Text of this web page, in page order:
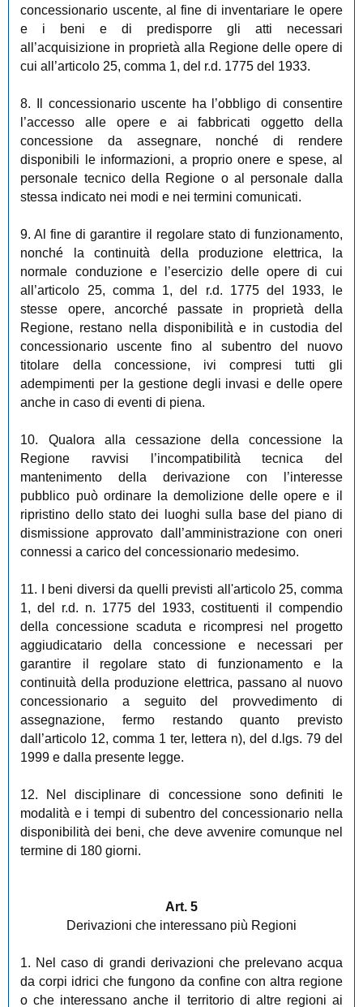
concessionario uscente, al fine di inventariare le opere
e i beni e di predisporre gli atti necessari
all’acquisizione in proprietà alla Regione delle opere di
cui all’articolo 25, comma 1, del r.d. 1775 del 1933.
8. Il concessionario uscente ha l’obbligo di consentire
l’accesso alle opere e ai fabbricati oggetto della
concessione da assegnare, nonché di rendere
disponibili le informazioni, a proprio onere e spese, al
personale tecnico della Regione o al personale dalla
stessa indicato nei modi e nei termini comunicati.
9. Al fine di garantire il regolare stato di funzionamento,
nonché la continuità della produzione elettrica, la
normale conduzione e l’esercizio delle opere di cui
all’articolo 25, comma 1, del r.d. 1775 del 1933, le
stesse opere, ancorché passate in proprietà della
Regione, restano nella disponibilità e in custodia del
concessionario uscente fino al subentro del nuovo
titolare della concessione, ivi compresi tutti gli
adempimenti per la gestione degli invasi e delle opere
anche in caso di eventi di piena.
10. Qualora alla cessazione della concessione la
Regione ravvisi l’incompatibilità tecnica del
mantenimento della derivazione con l’interesse
pubblico può ordinare la demolizione delle opere e il
ripristino dello stato dei luoghi sulla base del piano di
dismissione approvato dall’amministrazione con oneri
connessi a carico del concessionario medesimo.
11. I beni diversi da quelli previsti all'articolo 25, comma
1, del r.d. n. 1775 del 1933, costituenti il compendio
della concessione scaduta e ricompresi nel progetto
aggiudicatario della concessione e necessari per
garantire il regolare stato di funzionamento e la
continuità della produzione elettrica, passano al nuovo
concessionario a seguito del provvedimento di
assegnazione, fermo restando quanto previsto
dall’articolo 12, comma 1 ter, lettera n), del d.lgs. 79 del
1999 e dalla presente legge.
12. Nel disciplinare di concessione sono definiti le
modalità e i tempi di subentro del concessionario nella
disponibilità dei beni, che deve avvenire comunque nel
termine di 180 giorni.
Art. 5
Derivazioni che interessano più Regioni
1. Nel caso di grandi derivazioni che prelevano acqua
da corpi idrici che fungono da confine con altra regione
o che interessano anche il territorio di altre regioni ai